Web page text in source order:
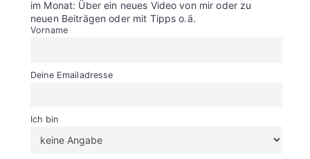
im Monat: Über ein neues Video von mir oder zu
neuen Beiträgen oder mit Tipps o.ä.
Vorname
Deine Emailadresse
Ich bin